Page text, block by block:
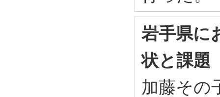
岩手県に
状と課題
加藤その